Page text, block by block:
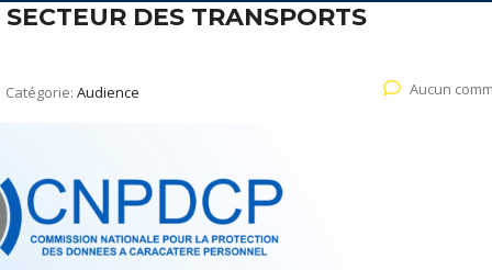
DES TRANSPORTS
Catégorie: Audience Aucun